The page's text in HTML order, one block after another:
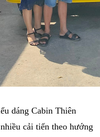
dáng Cabin Thiên
cải tiến theo hướng